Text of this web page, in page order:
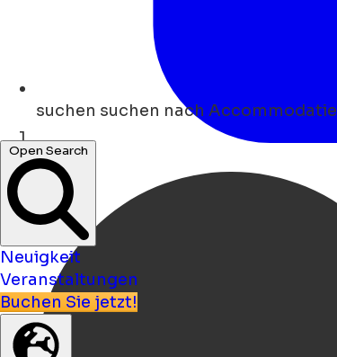
suchen suchen nach Accommodatie
Open Search
Neuigkeit
Veranstaltungen
Buchen Sie jetzt!
Heim